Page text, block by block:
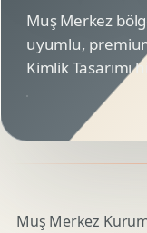
Muş Merkez
uyumlu,
Kimlik Tasarımı
Muş Merkez